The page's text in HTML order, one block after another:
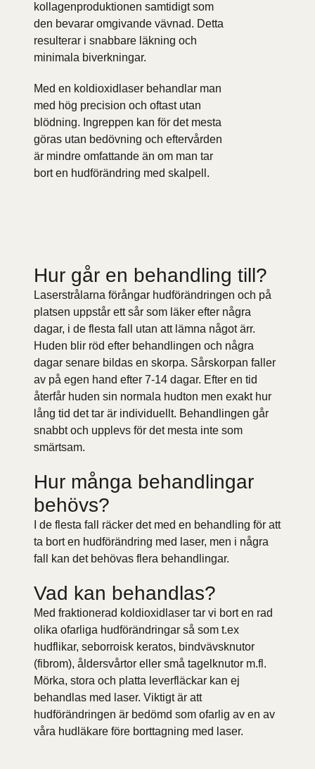
kollagenproduktionen samtidigt som
den bevarar omgivande vävnad. Detta
resulterar i snabbare läkning och
minimala biverkningar.
Med en koldioxidlaser behandlar man
med hög precision och oftast utan
blödning. Ingreppen kan för det mesta
göras utan bedövning och eftervården
är mindre omfattande än om man tar
bort en hudförändring med skalpell.
Hur går en behandling till?
Laserstrålarna förångar hudförändringen och på
platsen uppstår ett sår som läker efter några
dagar, i de flesta fall utan att lämna något ärr.
Huden blir röd efter behandlingen och några
dagar senare bildas en skorpa. Sårskorpan faller
av på egen hand efter 7-14 dagar. Efter en tid
återfår huden sin normala hudton men exakt hur
lång tid det tar är individuellt. Behandlingen går
snabbt och upplevs för det mesta inte som
smärtsam.
Hur många behandlingar
behövs?
I de flesta fall räcker det med en behandling för att
ta bort en hudförändring med laser, men i några
fall kan det behövas flera behandlingar.
Vad kan behandlas?
Med fraktionerad koldioxidlaser tar vi bort en rad
olika ofarliga hudförändringar så som t.ex
hudflikar, seborroisk keratos, bindvävsknutor
(fibrom), åldersvårtor eller små tagelknutor m.fl.
Mörka, stora och platta leverfläckar kan ej
behandlas med laser. Viktigt är att
hudförändringen är bedömd som ofarlig av en av
våra hudläkare före borttagning med laser.